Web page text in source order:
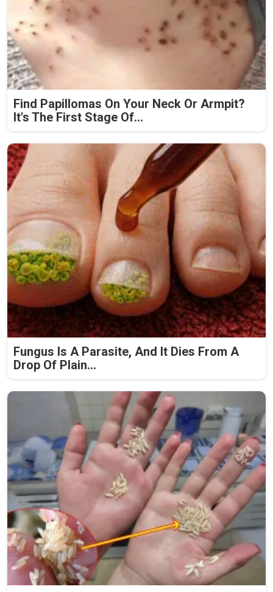
Find Papillomas On Your Neck Or Armpit?
It's The First Stage Of...
Fungus Is A Parasite, And It Dies From A
Drop Of Plain...